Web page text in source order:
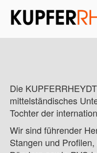
Wir über uns
Öffnungszeiten
Allgemeine
Die
mittelständisches
Tochter der
Wir sind führender
Stangen und